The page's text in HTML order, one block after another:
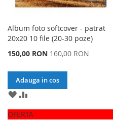
Album foto softcover - patrat
20x20 10 file (20-30 poze)
Special
150,00 RON 160,00 RON
Adauga in cos
ADAUGA
LISTA
A
OFERTA